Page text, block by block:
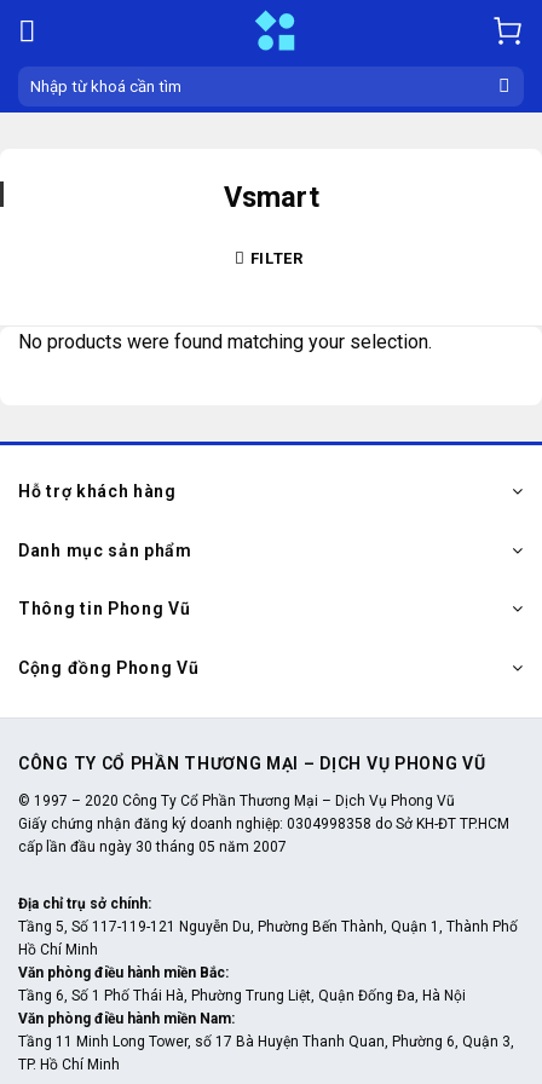
content
Search
for:
Vsmart
FILTER
No products were found matching your selection.
Hỗ trợ khách hàng
Danh mục sản phẩm
Thông tin Phong Vũ
Cộng đồng Phong Vũ
CÔNG TY CỔ PHẦN THƯƠNG MẠI – DỊCH VỤ PHONG VŨ
© 1997 – 2020 Công Ty Cổ Phần Thương Mại – Dịch Vụ Phong Vũ
Giấy chứng nhận đăng ký doanh nghiệp: 0304998358 do Sở KH-ĐT TP.HCM
cấp lần đầu ngày 30 tháng 05 năm 2007
Địa chỉ trụ sở chính:
Tầng 5, Số 117-119-121 Nguyễn Du, Phường Bến Thành, Quận 1, Thành Phố
Hồ Chí Minh
Văn phòng điều hành miền Bắc:
Tầng 6, Số 1 Phố Thái Hà, Phường Trung Liệt, Quận Đống Đa, Hà Nội
Văn phòng điều hành miền Nam:
Tầng 11 Minh Long Tower, số 17 Bà Huyện Thanh Quan, Phường 6, Quận 3,
TP. Hồ Chí Minh